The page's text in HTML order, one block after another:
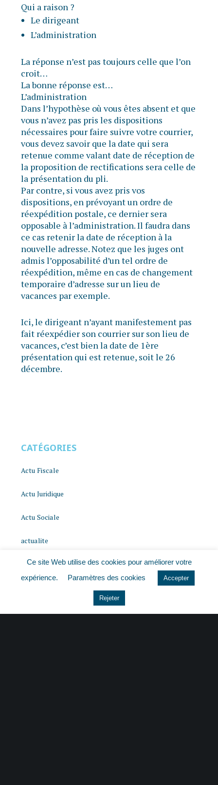
Qui a raison ?
Le dirigeant
L’administration
La réponse n’est pas toujours celle que l’on
croit…
La bonne réponse est…
L’administration
Dans l’hypothèse où vous êtes absent et que
vous n’avez pas pris les dispositions
nécessaires pour faire suivre votre courrier,
vous devez savoir que la date qui sera
retenue comme valant date de réception de
la proposition de rectifications sera celle de
la présentation du pli.
Par contre, si vous avez pris vos
dispositions, en prévoyant un ordre de
réexpédition postale, ce dernier sera
opposable à l’administration. Il faudra dans
ce cas retenir la date de réception à la
nouvelle adresse. Notez que les juges ont
admis l’opposabilité d’un tel ordre de
réexpédition, même en cas de changement
temporaire d’adresse sur un lieu de
vacances par exemple.
Ici, le dirigeant n’ayant manifestement pas
fait réexpédier son courrier sur son lieu de
vacances, c’est bien la date de 1ère
présentation qui est retenue, soit le 26
décembre.
CATÉGORIES
Actu Fiscale
Actu Juridique
Actu Sociale
actualite
histoire
Ce site Web utilise des cookies pour améliorer votre
expérience.
Paramètres des cookies Accepter
Rejeter